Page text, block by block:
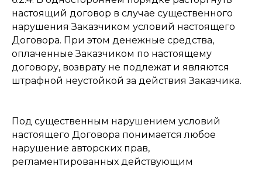
настоящий договор в случае существенного
нарушения Заказчиком условий настоящего
Договора. При этом денежные средства,
оплаченные Заказчиком по настоящему
договору, возврату не подлежат и являются
штрафной неустойкой за действия Заказчика.
Под существенным нарушением условий
настоящего Договора понимается любое
нарушение авторских прав,
регламентированных действующим